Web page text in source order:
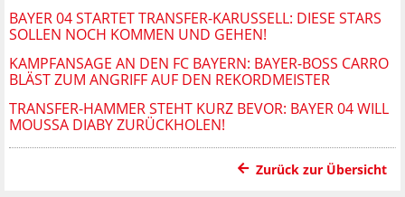
BAYER 04 STARTET TRANSFER-KARUSSELL: DIESE STARS
SOLLEN NOCH KOMMEN UND GEHEN!
KAMPFANSAGE AN DEN FC BAYERN: BAYER-BOSS CARRO
BLÄST ZUM ANGRIFF AUF DEN REKORDMEISTER
TRANSFER-HAMMER STEHT KURZ BEVOR: BAYER 04 WILL
MOUSSA DIABY ZURÜCKHOLEN!
Zurück zur Übersicht